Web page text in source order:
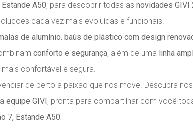
Estande A50, para descobrir todas as novidades GIVI
cada vez mais evoluídas e funcionais.
de alumínio, baús de plástico com design
conforto e segurança, além de uma linha
confortável e segura.
de perto a paixão que nos move. Descubra
equipe GIVI , pronta para compartilhar com você
7, Estande A50.